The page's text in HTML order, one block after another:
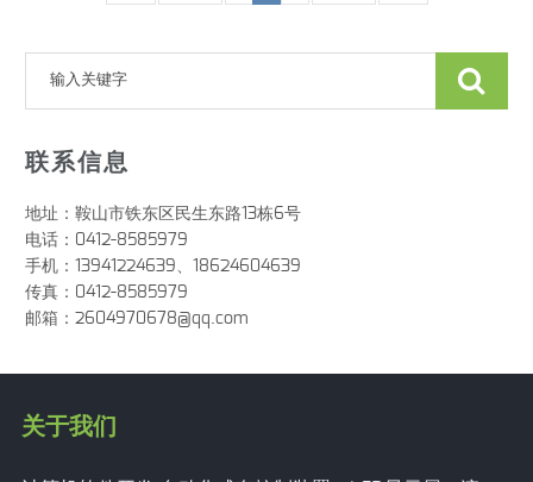
联系信息
地址：鞍山市铁东区民生东路13栋6号
电话：0412-8585979
手机：13941224639、18624604639
传真：0412-8585979
邮箱：2604970678@qq.com
关于我们